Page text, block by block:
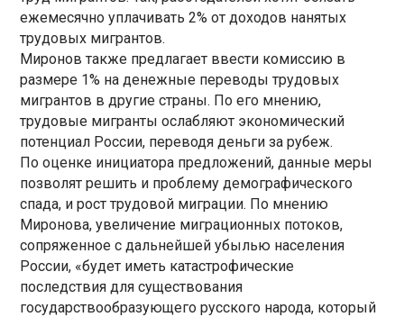
ежемесячно уплачивать 2% от доходов нанятых
трудовых мигрантов.
Миронов также предлагает ввести комиссию в
размере 1% на денежные переводы трудовых
мигрантов в другие страны. По его мнению,
трудовые мигранты ослабляют экономический
потенциал России, переводя деньги за рубеж.
По оценке инициатора предложений, данные меры
позволят решить и проблему демографического
спада, и рост трудовой миграции. По мнению
Миронова, увеличение миграционных потоков,
сопряженное с дальнейшей убылью населения
России, «будет иметь катастрофические
последствия для существования
государствообразующего русского народа, который